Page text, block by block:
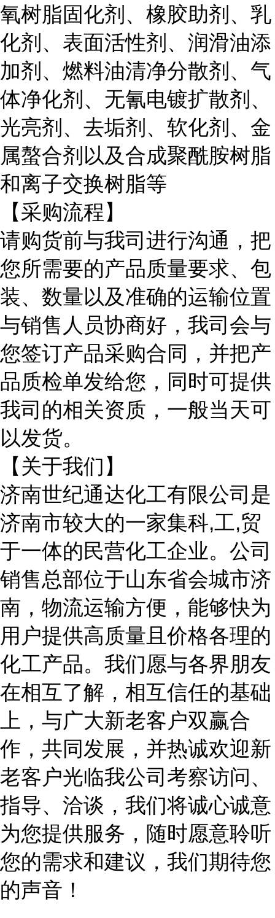
氧树脂固化剂、橡胶助剂、乳
化剂、表面活性剂、润滑油添
加剂、燃料油清净分散剂、气
体净化剂、无氰电镀扩散剂、
光亮剂、去垢剂、软化剂、金
属螯合剂以及合成聚酰胺树脂
和离子交换树脂等
【采购流程】
请购货前与我司进行沟通，把
您所需要的产品质量要求、包
装、数量以及准确的运输位置
与销售人员协商好，我司会与
您签订产品采购合同，并把产
品质检单发给您，同时可提供
我司的相关资质，一般当天可
以发货。
【关于我们】
济南世纪通达化工有限公司是
济南市较大的一家集科,工,贸
于一体的民营化工企业。公司
销售总部位于山东省会城市济
南，物流运输方便，能够快为
用户提供高质量且价格各理的
化工产品。我们愿与各界朋友
在相互了解，相互信任的基础
上，与广大新老客户双赢合
作，共同发展 ，并热诚欢迎新
老客户光临我公司考察访问、
指导、洽谈，我们将诚心诚意
为您提供服务，随时愿意聆听
您的需求和建议，我们期待您
的声音！